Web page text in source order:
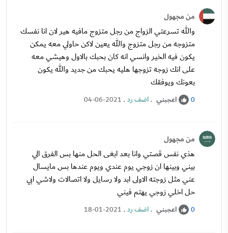
من مجهول
والله تسرعتي الزواج من رجل متزوج مافيه هير لان انا نفسك
متزوجه من رجل متزوج والله يعين لاكن حاولي معه يمكن
يكون فيه الخير وانسي انه كان بحبك بالاول وهيشي معه
على انك زوجه تزوجها هليه يحبك من جديد والله يكون
بعونك ويوفقك
0 اعجبني .اضف رد.
04-06-2021
من مجهول
هذي نفس قصتي وانا بعد ابغى الحل منها بس الفرق الي
بيني وبينها ان زوجي يوم عندي ويوم عندها بس مايسال
عني مثل زوجته الاولى ابد ولا رسايل ولا اتصالات ولاشي ابي
حل اخلي زوجي يهتم فيني
0 اعجبني .اضف رد.
18-01-2021